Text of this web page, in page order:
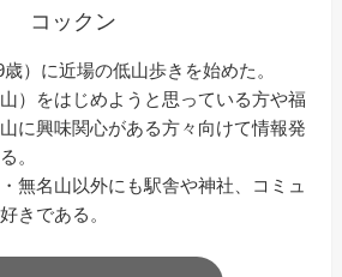
コックン
）に近場の低山歩きを始めた。
）をはじめようと思っている方や福
に興味関心がある方々向けて情報発
。
無名山以外にも駅舎や神社、コミュ
きである。